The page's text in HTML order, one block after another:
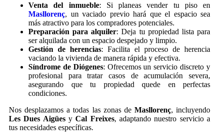
Venta del inmueble: Si planeas vender tu piso en
Masllorenç, un vaciado previo hará que el espacio sea
más atractivo para los compradores potenciales.
Preparación para alquiler: Deja tu propiedad lista para
ser alquilada con un espacio despejado y limpio.
Gestión de herencias: Facilita el proceso de herencia
vaciando la vivienda de manera rápida y efectiva.
Síndrome de Diógenes: Ofrecemos un servicio discreto y
profesional para tratar casos de acumulación severa,
asegurando que tu propiedad quede en perfectas
condiciones.
Nos desplazamos a todas las zonas de Masllorenç, incluyendo
Les Dues AigüesyCal Freixes, adaptando nuestro servicio a
tus necesidades específicas.